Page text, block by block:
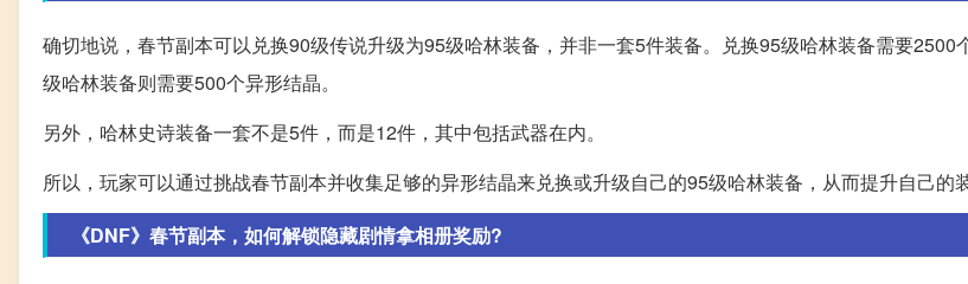
确切地说，春节副本可以兑换90级传说升级为95级哈林装备，并非一套5件装备。兑换95级哈林装备需要2500
级哈林装备则需要500个异形结晶。
另外，哈林史诗装备一套不是5件，而是12件，其中包括武器在内。
所以，玩家可以通过挑战春节副本并收集足够的异形结晶来兑换或升级自己的95级哈林装备，从而提升自己的
《DNF》春节副本，如何解锁隐藏剧情拿相册奖励?